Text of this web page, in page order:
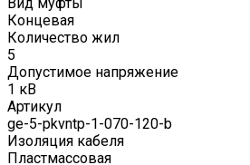
Концевая
Количество жил
5
Допустимое напряжение
1 кВ
Артикул
ge-5-pkvntp-1-070-120-b
Изоляция кабеля
Пластмассовая